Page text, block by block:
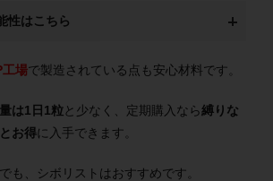
性はこちら
工場で製造されている点も安心材料です。
は1日1粒と少なく、定期購入なら縛りな
お得に入手できます。
も、シボリストはおすすめです。